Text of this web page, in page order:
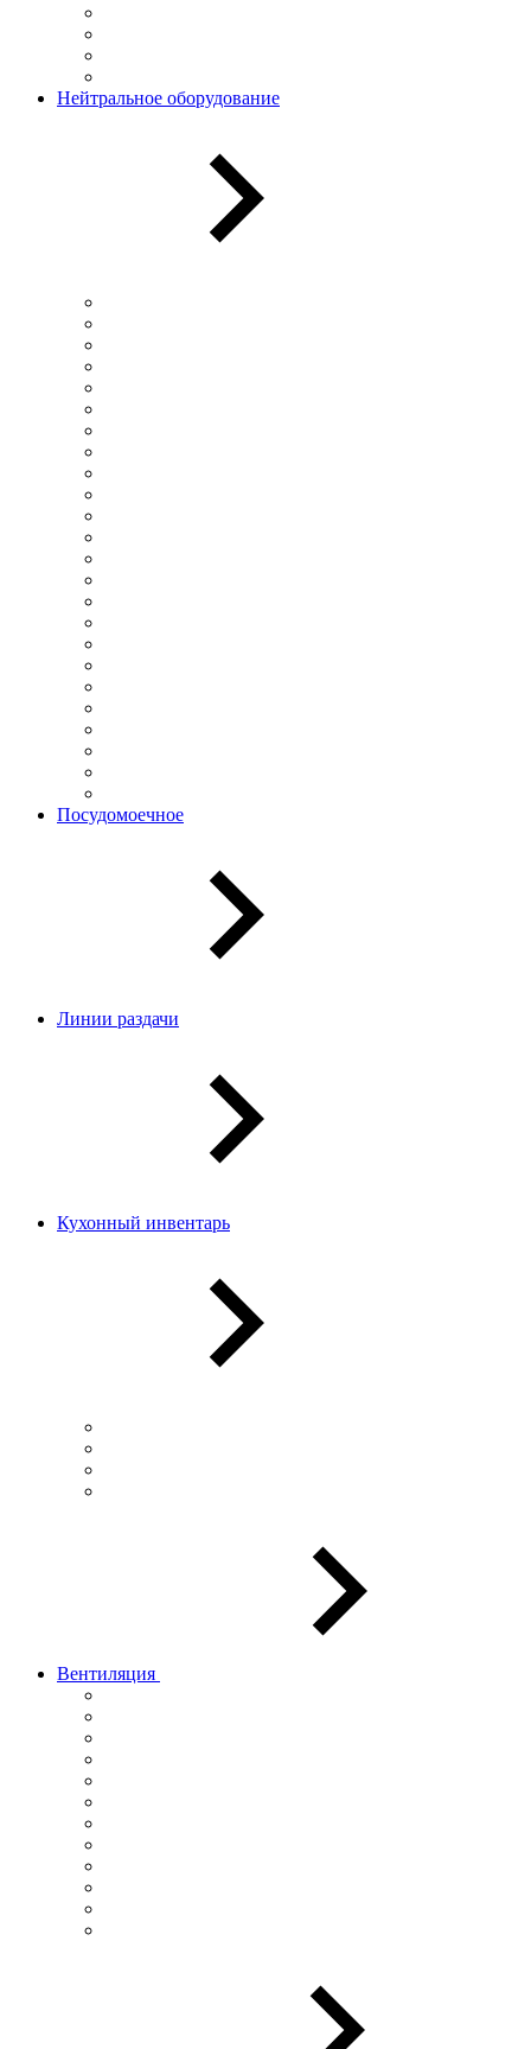
Нейтральное оборудование
Посудомоечное
Линии раздачи
Кухонный инвентарь
Вентиляция